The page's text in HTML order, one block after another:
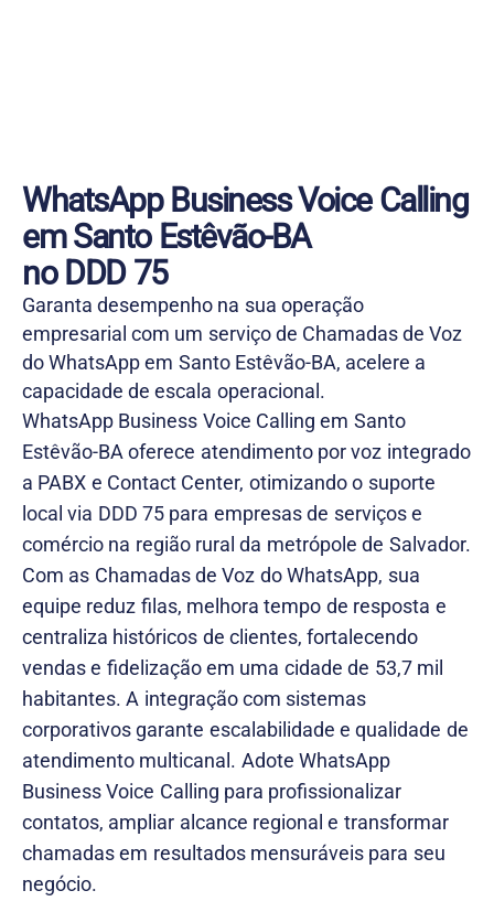
WhatsApp Business Voice Calling
em Santo Estêvão-BA
no DDD 75
Garanta desempenho na sua operação
empresarial com um serviço de Chamadas de Voz
do WhatsApp em Santo Estêvão-BA, acelere a
capacidade de escala operacional.
WhatsApp Business Voice Calling em Santo
Estêvão-BA oferece atendimento por voz integrado
a PABX e Contact Center, otimizando o suporte
local via DDD 75 para empresas de serviços e
comércio na região rural da metrópole de Salvador.
Com as Chamadas de Voz do WhatsApp, sua
equipe reduz filas, melhora tempo de resposta e
centraliza históricos de clientes, fortalecendo
vendas e fidelização em uma cidade de 53,7 mil
habitantes. A integração com sistemas
corporativos garante escalabilidade e qualidade de
atendimento multicanal. Adote WhatsApp
Business Voice Calling para profissionalizar
contatos, ampliar alcance regional e transformar
chamadas em resultados mensuráveis para seu
negócio.